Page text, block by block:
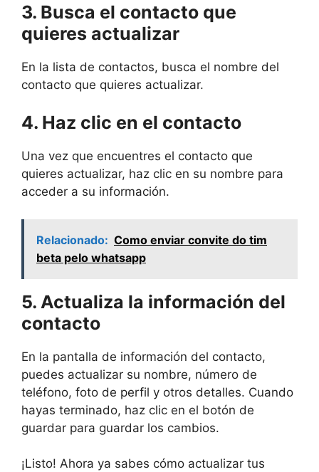
3. Busca el contacto que
quieres actualizar
En la lista de contactos, busca el nombre del
contacto que quieres actualizar.
4. Haz clic en el contacto
Una vez que encuentres el contacto que
quieres actualizar, haz clic en su nombre para
acceder a su información.
Relacionado: Como enviar convite do tim
beta pelo whatsapp
5. Actualiza la información del
contacto
En la pantalla de información del contacto,
puedes actualizar su nombre, número de
teléfono, foto de perfil y otros detalles. Cuando
hayas terminado, haz clic en el botón de
guardar para guardar los cambios.
¡Listo! Ahora ya sabes cómo actualizar tus